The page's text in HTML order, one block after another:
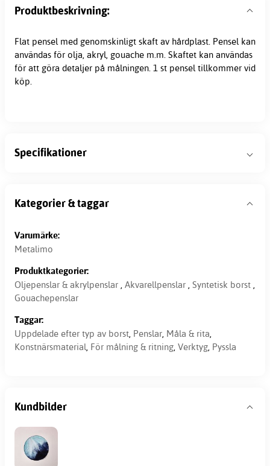
Produktbeskrivning:
Flat pensel med genomskinligt skaft av hårdplast. Pensel kan
användas för olja, akryl, gouache m.m. Skaftet kan användas
för att göra detaljer på målningen. 1 st pensel tillkommer vid
köp.
Specifikationer
Kategorier & taggar
Varumärke:
Metalimo
Produktkategorier:
Oljepenslar & akrylpenslar , Akvarellpenslar , Syntetisk borst ,
Gouachepenslar
Taggar:
Uppdelade efter typ av borst, Penslar, Måla & rita,
Konstnärsmaterial, För målning & ritning, Verktyg, Pyssla
Kundbilder